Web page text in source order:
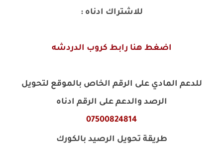
للاشتراك ادناه:
اضغط هنا رابط كروب الدردشه
للدعم المادي على الرقم الخاص بالموقع لتحويل
الرصد والدعم على الرقم ادناه
07500824814
طريقة تحويل الرصيد بالكورك